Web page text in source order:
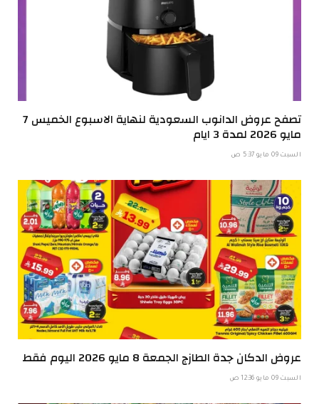
تصفح عروض الدانوب السعودية لنهاية الاسبوع الخميس 7
مايو 2026 لمدة 3 ايام
السبت 09 مايو 5:37 ص
عروض الدكان جدة الطازج الجمعة 8 مايو 2026 اليوم فقط
السبت 09 مايو 12:36 ص